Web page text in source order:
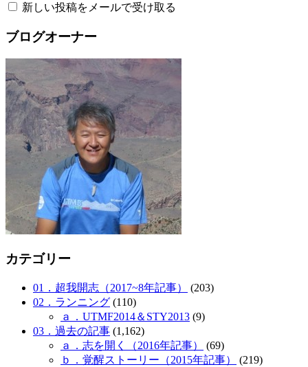
新しい投稿をメールで受け取る
ブログオーナー
カテゴリー
01．超我開志（2017~8年記事）
(203)
02．ランニング (110)
ａ．UTMF2014＆STY2013 (9)
03．過去の記事 (1,162)
ａ．志を開く（2016年記事）
(69)
ｂ．覚醒ストーリー（2015年記事）
(219)